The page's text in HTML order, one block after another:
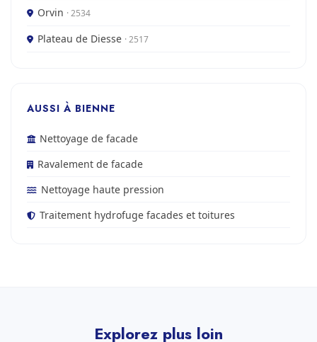
Orvin · 2534
Plateau de Diesse · 2517
AUSSI À BIENNE
Nettoyage de facade
Ravalement de facade
Nettoyage haute pression
Traitement hydrofuge facades et toitures
Explorez plus loin